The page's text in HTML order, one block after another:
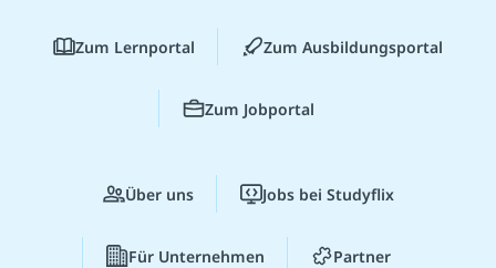
Zum Lernportal Zum Ausbildungsportal
Zum Jobportal
Über uns Jobs bei Studyflix
Für Unternehmen Partner